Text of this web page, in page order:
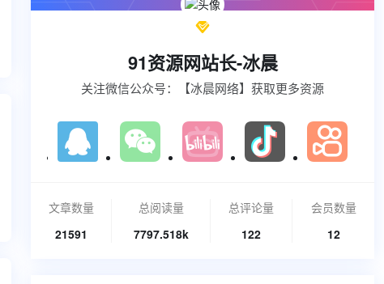

91资源网站长-冰晨
关注微信公众号：【冰晨网络】获取更多资源
文章数量
21591
总阅读量
7797.518k
总评论量
122
会员数量
12